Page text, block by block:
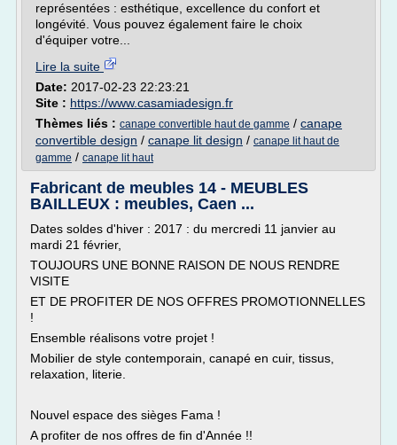
représentées : esthétique, excellence du confort et
longévité. Vous pouvez également faire le choix
d'équiper votre...
Lire la suite
Date: 2017-02-23 22:23:21
Site : https://www.casamiadesign.fr
Thèmes liés : canape convertible haut de gamme / canape
convertible design / canape lit design / canape lit haut de
gamme / canape lit haut
Fabricant de meubles 14 - MEUBLES
BAILLEUX : meubles, Caen ...
Dates soldes d'hiver : 2017 : du mercredi 11 janvier au
mardi 21 février,
TOUJOURS UNE BONNE RAISON DE NOUS RENDRE
VISITE
ET DE PROFITER DE NOS OFFRES PROMOTIONNELLES
!
Ensemble réalisons votre projet !
Mobilier de style contemporain, canapé en cuir, tissus,
relaxation, literie.
Nouvel espace des sièges Fama !
A profiter de nos offres de fin d'Année !!